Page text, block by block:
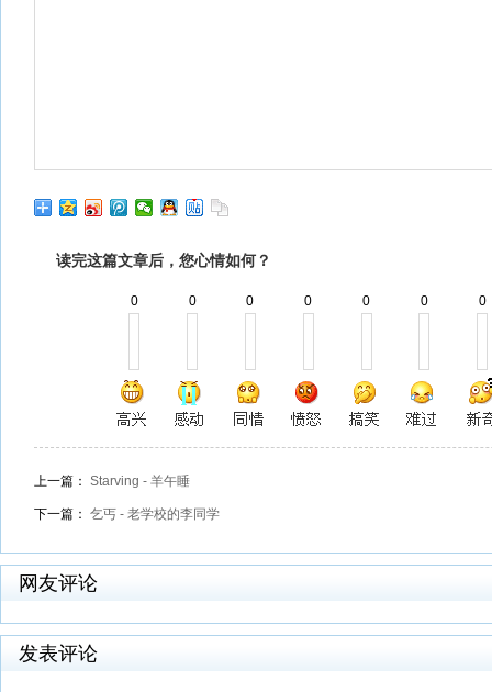
读完这篇文章后，您心情如何？
0 0 0 0 0 0 0
上一篇： Starving - 羊午睡
下一篇： 乞丐 - 老学校的李同学
网友评论
发表评论